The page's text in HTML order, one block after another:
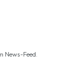
News-Feed.